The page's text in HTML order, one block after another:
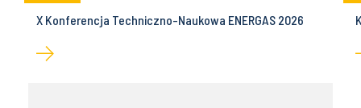
X Konferencja Techniczno-Naukowa ENERGAS 2026